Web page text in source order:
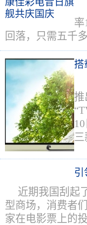
回落，只需五千
搭
三
引
近期我国刮起
型商场，消费者
家在电影票上的